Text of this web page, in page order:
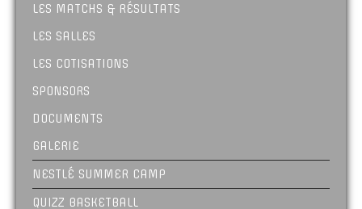
LES MATCHS & RÉSULTATS
LES SALLES
LES COTISATIONS
SPONSORS
DOCUMENTS
GALERIE
NESTLÉ SUMMER CAMP
QUIZZ BASKETBALL